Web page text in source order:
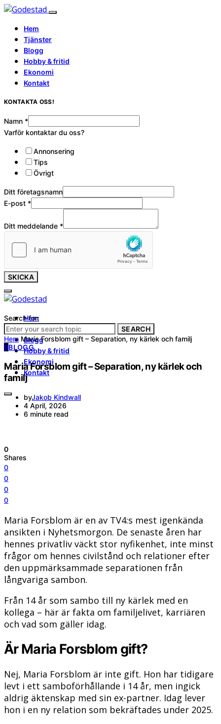
Hem
Tjänster
Blogg
Hobby & fritid
Ekonomi
Kontakt
KONTAKTA OSS!
Namn *
Varför kontaktar du oss?
Annonsering
Tips
Övrigt
Ditt företagsnamn
E-post *
Ditt meddelande *
SKICKA
Hem
Tjänster
Blogg
Hobby & fritid
Ekonomi
Kontakt
Search for:
SEARCH
Hem Maria Forsblom gift – Separation, ny kärlek och familj
BBLOGG
Maria Forsblom gift – Separation, ny kärlek och
familj
byJakob Kindwall
4 April, 2026
6 minute read
0
Shares
0
0
0
0
Maria Forsblom är en av TV4:s mest igenkända
ansikten i Nyhetsmorgon. De senaste åren har
hennes privatliv väckt stor nyfikenhet, inte minst
frågor om hennes civilstånd och relationer efter
den uppmärksammade separationen från
långvariga sambon.
Från 14 år som sambo till ny kärlek med en
kollega – här är fakta om familjelivet, karriären
och vad som gäller idag.
Är Maria Forsblom gift?
Nej, Maria Forsblom är inte gift. Hon har tidigare
levt i ett samboförhållande i 14 år, men ingick
aldrig äktenskap med sin ex-partner. Idag lever
hon i en ny relation som bekräftades under 2025.